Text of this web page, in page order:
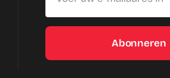
Abonneren